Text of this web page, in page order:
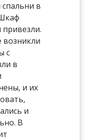
в
с
в
и их
и
В